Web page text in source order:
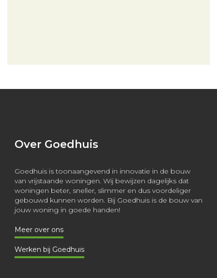
Over Goedhuis
Goedhuis is toonaangevend in innovatie in de bouw
van vrijstaande woningen. Wij bewijzen dagelijks dat
woningen beter, sneller, slimmer en dus voordeliger
gebouwd kunnen worden. Bij Goedhuis is de bouw van
jouw woning in goede handen!
Meer over ons
Werken bij Goedhuis